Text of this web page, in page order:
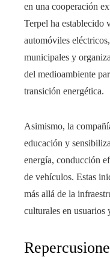
en una cooperación
Terpel ha establecido
automóviles
municipales y
del medioambiente
transición energética.
Asimismo, la
educación y
energía, conducción
de vehículos. Estas
más allá de la
culturales en usuarios